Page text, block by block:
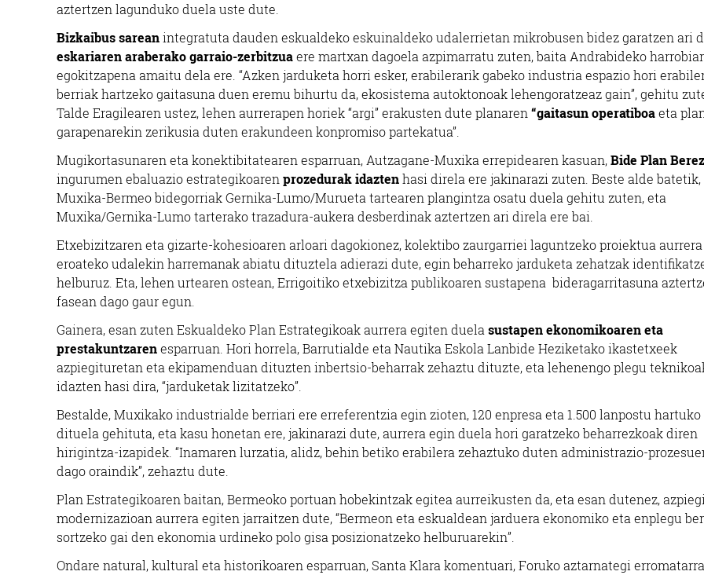
aztertzen lagunduko duela uste dute.
Bizkaibus sareanintegratuta dauden eskualdeko eskuinaldeko udalerrietan mikrobusen bidez garatzen ari
eskariaren araberako garraio-zerbitzuaere martxan dagoela azpimarratu zuten, baita Andrabideko
egokitzapena amaitu dela ere. “Azken jarduketa horri esker, erabilerarik gabeko industria espazio hori
berriak hartzeko gaitasuna duen eremu bihurtu da, ekosistema autoktonoak lehengoratzeaz gain”, gehitu
Talde Eragilearen ustez, lehen aurrerapen horiek “argi” erakusten dute planaren“gaitasun operatiboaeta
garapenarekin zerikusia duten erakundeen konpromiso partekatua”.
Mugikortasunaren eta konektibitatearen esparruan, Autzagane-Muxika errepidearen kasuan,Bide Plan
ingurumen ebaluazio estrategikoarenprozedurak idaztenhasi direla ere jakinarazi zuten. Beste alde batetik,
Muxika-Bermeo bidegorriak Gernika-Lumo/Murueta tartearen plangintza osatu duela gehitu zuten, eta
Muxika/Gernika-Lumo tarterako trazadura-aukera desberdinak aztertzen ari direla ere bai.
Etxebizitzaren eta gizarte-kohesioaren arloari dagokionez, kolektibo zaurgarriei laguntzeko proiektua aurrera
eroateko udalekin harremanak abiatu dituztela adierazi dute, egin beharreko jarduketa zehatzak
helburuz. Eta, lehen urtearen ostean, Errigoitiko etxebizitza publikoaren sustapena bideragarritasuna
fasean dago gaur egun.
Gainera, esan zuten Eskualdeko Plan Estrategikoak aurrera egiten duelasustapen ekonomikoaren eta
prestakuntzarenesparruan. Hori horrela, Barrutialde eta Nautika Eskola Lanbide Heziketako ikastetxeek
azpiegituretan eta ekipamenduan dituzten inbertsio-beharrak zehaztu dituzte, eta lehenengo plegu
idazten hasi dira, “jarduketak lizitatzeko”.
Bestalde, Muxikako industrialde berriari ere erreferentzia egin zioten, 120 enpresa eta 1.500 lanpostu hartuko
dituela gehituta, eta kasu honetan ere, jakinarazi dute, aurrera egin duela hori garatzeko beharrezkoak diren
hirigintza-izapidek. “Inamaren lurzatia, alidz, behin betiko erabilera zehaztuko duten administrazio-
dago oraindik”, zehaztu dute.
Plan Estrategikoaren baitan, Bermeoko portuan hobekintzak egitea aurreikusten da, eta esan dutenez,
modernizazioan aurrera egiten jarraitzen dute, “Bermeon eta eskualdean jarduera ekonomiko eta enplegu
sortzeko gai den ekonomia urdineko polo gisa posizionatzeko helburuarekin”.
Ondare natural, kultural eta historikoaren esparruan, Santa Klara komentuari, Foruko aztarnategi